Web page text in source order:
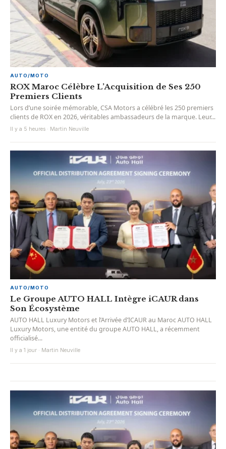
AUTO/MOTO
ROX Maroc Célèbre L’Acquisition de Ses 250
Premiers Clients
Lors d’une soirée mémorable, CSA Motors a célébré les 250 premiers
clients de ROX en 2026, véritables ambassadeurs de la marque. Leur...
Il y a 5 heures · Martin Neuville
AUTO/MOTO
Le Groupe AUTO HALL Intègre iCAUR dans
Son Écosystème
AUTO HALL Luxury Motors et l’Arrivée d’ICAUR au Maroc AUTO HALL
Luxury Motors, une entité du groupe AUTO HALL, a récemment
officialisé...
Il y a 1 jour · Martin Neuville